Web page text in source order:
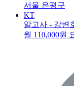
서울 은평구
KT
알고사 - 강변
월 110,000원